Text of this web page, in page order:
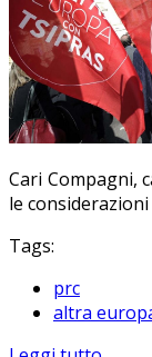
Cari Compagni,
le
Tags:
prc
altra